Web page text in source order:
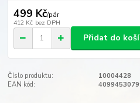
499 Kč/pár
412 Kč bez DPH
Přidat do
Číslo produktu:
10004428
EAN kód: